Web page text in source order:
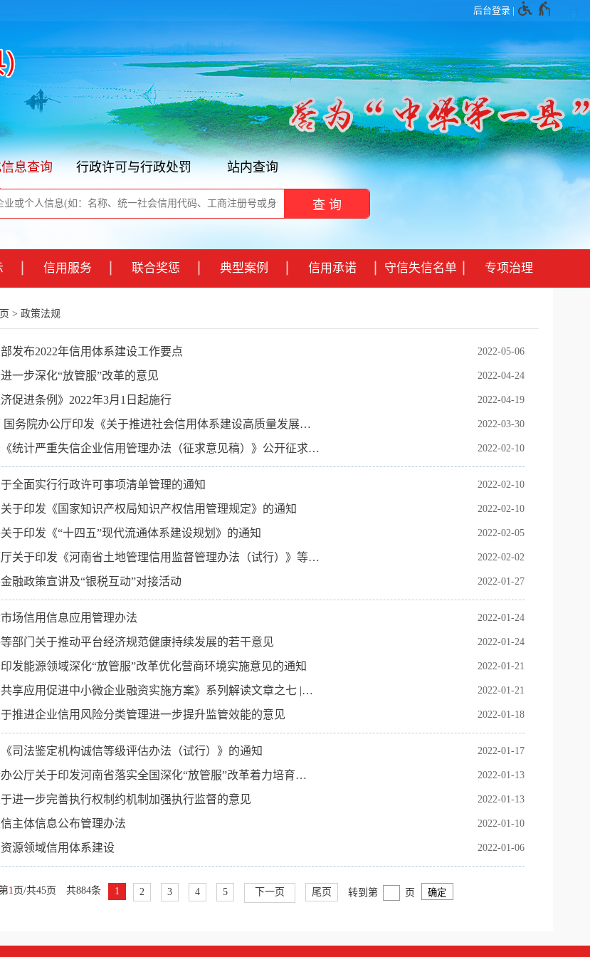
后台登录 |
息查询 行政许可与行政处罚 站内查询
信用服务 联合奖惩 典型案例 信用承诺 守信失信名单 专项治理
> 政策法规
2022-05-06
发布2022年信用体系建设工作要点
2022-04-24
一步深化“放管服”改革的意见
2022-04-19
促进条例》2022年3月1日起施行
2022-03-30
国务院办公厅印发《关于推进社会信用体系建设高质量发展…
2022-02-10
统计严重失信企业信用管理办法（征求意见稿）》公开征求…
2022-02-10
全面实行行政许可事项清单管理的通知
2022-02-10
于印发《国家知识产权局知识产权信用管理规定》的通知
2022-02-05
于印发《“十四五”现代流通体系建设规划》的通知
2022-02-02
关于印发《河南省土地管理信用监督管理办法（试行）》等…
2022-01-27
融政策宣讲及“银税互动”对接活动
2022-01-24
场信用信息应用管理办法
2022-01-24
部门关于推动平台经济规范健康持续发展的若干意见
2022-01-21
发能源领域深化“放管服”改革优化营商环境实施意见的通知
2022-01-21
共享应用促进中小微企业融资实施方案》系列解读文章之七 |…
2022-01-18
推进企业信用风险分类管理进一步提升监管效能的意见
2022-01-17
司法鉴定机构诚信等级评估办法（试行）》的通知
2022-01-13
公厅关于印发河南省落实全国深化“放管服”改革着力培育…
2022-01-13
进一步完善执行权制约机制加强执行监督的意见
2022-01-10
主体信息公布管理办法
2022-01-06
源领域信用体系建设
1 页/共45页 共884条 1 2 3 4 5 下一页 尾页 转到第 页